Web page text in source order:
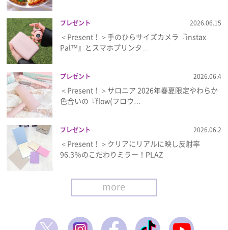
プレゼント 2026.06.15
＜Present！＞手のひらサイズカメラ『instax
Pal™』とスマホプリンタ…
プレゼント 2026.06.4
＜Present！＞サロニア 2026年春夏限定やわらか
色合いの『flow(フロウ…
プレゼント 2026.06.2
＜Present！＞クリアにリアルに映し反射率
96.3％のこだわりミラー！PLAZ…
more